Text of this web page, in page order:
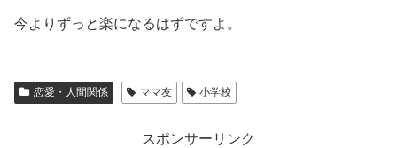
今よりずっと楽になるはずですよ。
恋愛・人間関係 ママ友 小学校
スポンサーリンク